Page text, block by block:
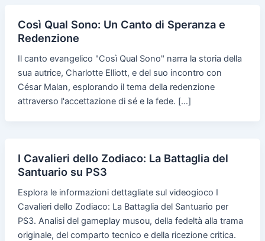
Così Qual Sono: Un Canto di Speranza e
Redenzione
Il canto evangelico "Così Qual Sono" narra la storia della
sua autrice, Charlotte Elliott, e del suo incontro con
César Malan, esplorando il tema della redenzione
attraverso l'accettazione di sé e la fede. […]
I Cavalieri dello Zodiaco: La Battaglia del
Santuario su PS3
Esplora le informazioni dettagliate sul videogioco I
Cavalieri dello Zodiaco: La Battaglia del Santuario per
PS3. Analisi del gameplay musou, della fedeltà alla trama
originale, del comparto tecnico e della ricezione critica.